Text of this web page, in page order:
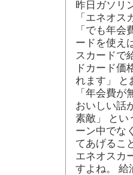
昨日ガソリ
「エネオ
「でも年
ードを使え
スカードで
ドカード価
れます」 と
「年会費
おいしい話
素敵」 とい
ーン中でな
てあげるこ
エネオスカ
すよね。 給